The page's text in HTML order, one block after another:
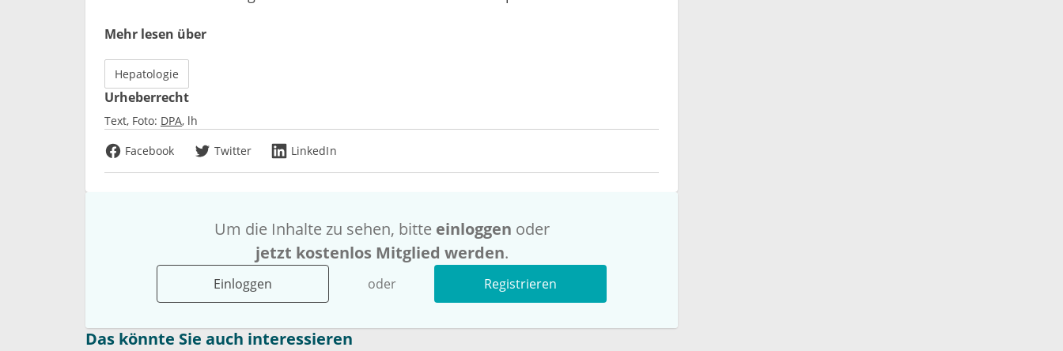
Mehr lesen über
Hepatologie
Urheberrecht
Text, Foto: DPA lh
Facebook
Twitter LinkedIn
Um die Inhalte zu sehen, bitte einloggen oder
jetzt kostenlos Mitglied werden.
Einloggen oder Registrieren
Das könnte Sie auch interessieren